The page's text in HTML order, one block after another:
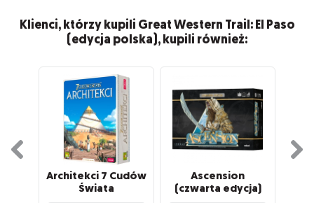
Klienci, którzy kupili Great Western Trail: El Paso
(edycja polska), kupili również:
Architekci 7 Cudów
Świata
Ascension
(czwarta edycja)